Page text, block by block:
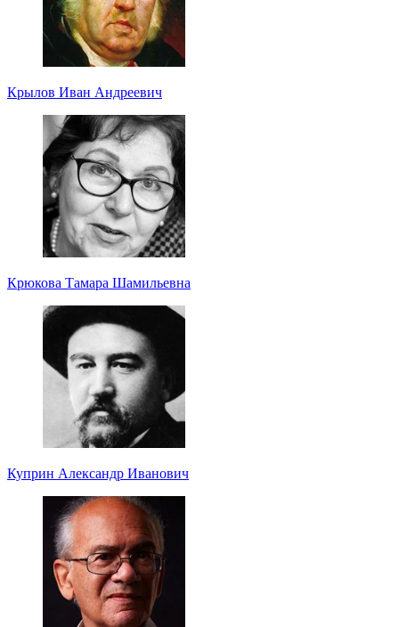
Крылов Иван Андреевич
Крюкова Тамара Шамильевна
Куприн Александр Иванович